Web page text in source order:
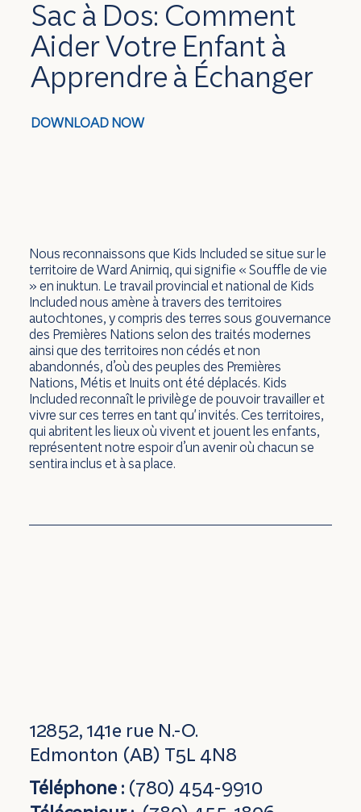
Sac à Dos: Comment
Aider Votre Enfant à
Apprendre à Échanger
DOWNLOAD NOW
Nous reconnaissons que Kids Included se situe sur le
territoire de Ward Anirniq, qui signifie « Souffle de vie
» en inuktun. Le travail provincial et national de Kids
Included nous amène à travers des territoires
autochtones, y compris des terres sous gouvernance
des Premières Nations selon des traités modernes
ainsi que des territoires non cédés et non
abandonnés, d’où des peuples des Premières
Nations, Métis et Inuits ont été déplacés. Kids
Included reconnaît le privilège de pouvoir travailler et
vivre sur ces terres en tant qu' invités. Ces territoires,
qui abritent les lieux où vivent et jouent les enfants,
représentent notre espoir d’un avenir où chacun se
sentira inclus et à sa place.
12852, 141e rue N.-O.
Edmonton (AB) T5L 4N8
Téléphone : (780) 454-9910